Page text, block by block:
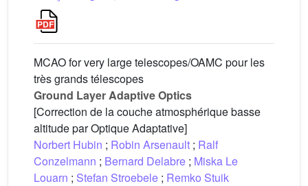
MCAO for very large telescopes/OAMC pour les
très grands télescopes
Ground Layer Adaptive Optics
[Correction de la couche atmosphérique basse
altitude par Optique Adaptative]
Norbert Hubin ; Robin Arsenault ; Ralf
Conzelmann ; Bernard Delabre ; Miska Le
Louarn ; Stefan Stroebele ; Remko Stuik